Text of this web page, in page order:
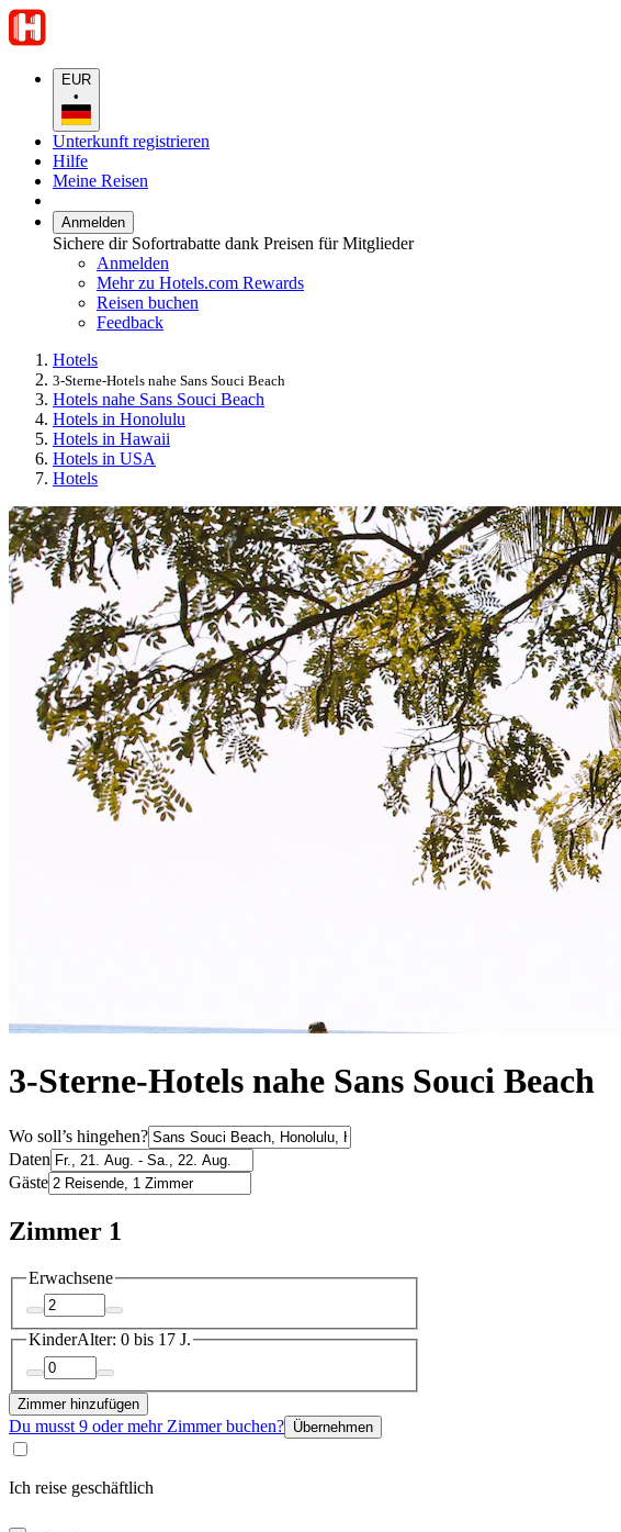
EUR
•
Unterkunft registrieren
Hilfe
Meine Reisen
Anmelden
Sichere dir Sofortrabatte dank Preisen für Mitglieder
Anmelden
Mehr zu Hotels.com Rewards
Reisen buchen
Feedback
Hotels
3-Sterne-Hotels nahe Sans Souci Beach
Hotels nahe Sans Souci Beach
Hotels in Honolulu
Hotels in Hawaii
Hotels in USA
Hotels
3-Sterne-Hotels nahe Sans Souci Beach
Wo soll’s hingehen?
Daten
Gäste
Zimmer 1
Erwachsene
KinderAlter: 0 bis 17 J.
Zimmer hinzufügen
Du musst 9 oder mehr Zimmer buchen? Übernehmen
Ich reise geschäftlich